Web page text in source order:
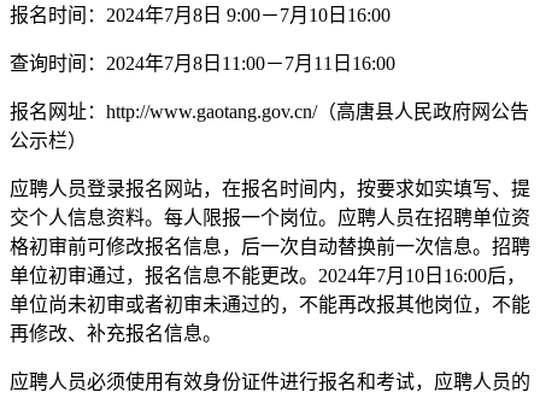
报名时间：2024年7月8日 9:00－7月10日16:00
查询时间：2024年7月8日11:00－7月11日16:00
报名网址：http://www.gaotang.gov.cn/（高唐县人民政府网公告
公示栏）
应聘人员登录报名网站，在报名时间内，按要求如实填写、提
交个人信息资料。每人限报一个岗位。应聘人员在招聘单位资
格初审前可修改报名信息，后一次自动替换前一次信息。招聘
单位初审通过，报名信息不能更改。2024年7月10日16:00后，
单位尚未初审或者初审未通过的，不能再改报其他岗位，不能
再修改、补充报名信息。
应聘人员必须使用有效身份证件进行报名和考试，应聘人员的